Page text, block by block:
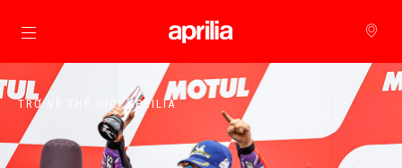
Đi đến bảng tin chính
TRỞ VỀ THẾ GIỚI APRILIA